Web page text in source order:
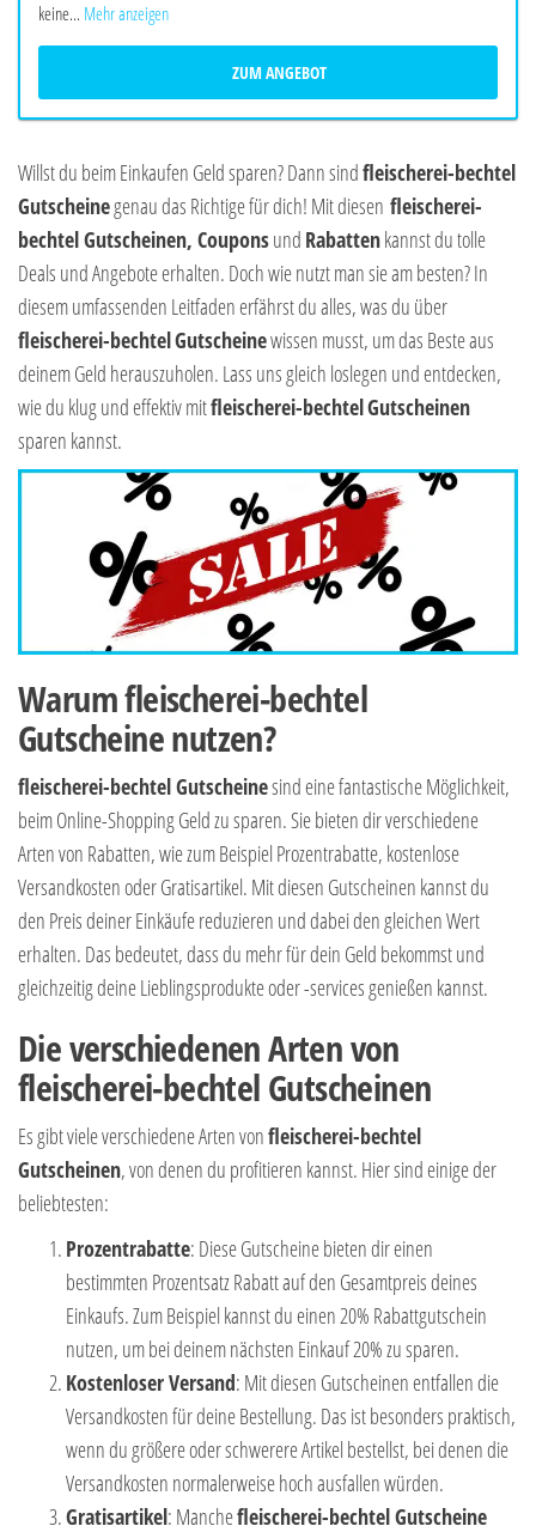
keine... Mehr anzeigen
ZUM ANGEBOT
Willst du beim Einkaufen Geld sparen? Dann sindfleischerei-bechtel
Gutscheinegenau das Richtige für dich! Mit diesen fleischerei-
bechtel Gutscheinen, Couponsund Rabattenkannst du tolle
Deals und Angebote erhalten. Doch wie nutzt man sie am besten? In
diesem umfassenden Leitfaden erfährst du alles, was du über
fleischerei-bechtelGutscheinewissen musst, um das Beste aus
deinem Geld herauszuholen. Lass uns gleich loslegen und entdecken,
wie du klug und effektiv mitfleischerei-bechtelGutscheinen
sparen kannst.
Warum fleischerei-bechtel
Gutscheine nutzen?
fleischerei-bechtel Gutscheinesind eine fantastische Möglichkeit,
beim Online-Shopping Geld zu sparen. Sie bieten dir verschiedene
Arten von Rabatten, wie zum Beispiel Prozentrabatte, kostenlose
Versandkosten oder Gratisartikel. Mit diesen Gutscheinen kannst du
den Preis deiner Einkäufe reduzieren und dabei den gleichen Wert
erhalten. Das bedeutet, dass du mehr für dein Geld bekommst und
gleichzeitig deine Lieblingsprodukte oder -services genießen kannst.
Die verschiedenen Arten von
fleischerei-bechtel Gutscheinen
Es gibt viele verschiedene Arten vonfleischerei-bechtel
Gutscheinen, von denen du profitieren kannst. Hier sind einige der
beliebtesten:
Prozentrabatte: Diese Gutscheine bieten dir einen
bestimmten Prozentsatz Rabatt auf den Gesamtpreis deines
Einkaufs. Zum Beispiel kannst du einen 20% Rabattgutschein
nutzen, um bei deinem nächsten Einkauf 20% zu sparen.
Kostenloser Versand: Mit diesen Gutscheinen entfallen die
Versandkosten für deine Bestellung. Das ist besonders praktisch,
wenn du größere oder schwerere Artikel bestellst, bei denen die
Versandkosten normalerweise hoch ausfallen würden.
Gratisartikel: Manchefleischerei-bechtel Gutscheine